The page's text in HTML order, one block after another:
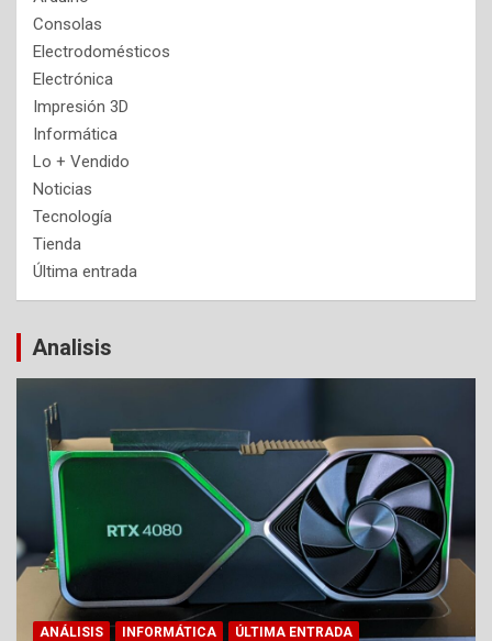
Consolas
Electrodomésticos
Electrónica
Impresión 3D
Informática
Lo + Vendido
Noticias
Tecnología
Tienda
Última entrada
Analisis
ANÁLISIS INFORMÁTICA ÚLTIMA ENTRADA